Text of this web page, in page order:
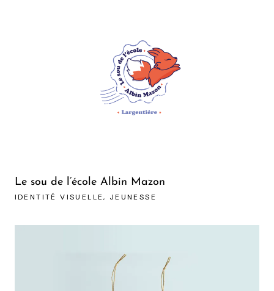
Le sou de l’école Albin Mazon
IDENTITÉ VISUELLE JEUNESSE